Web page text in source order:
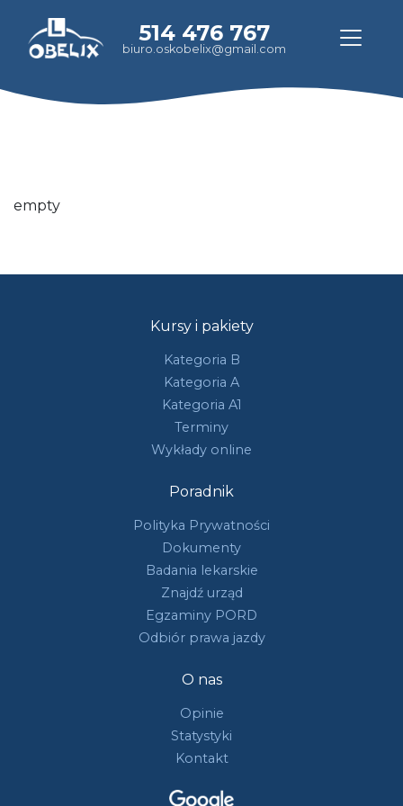
514 476 767
biuro.oskobelix@gmail.com
empty
Kursy i pakiety
Kategoria B
Kategoria A
Kategoria A1
Terminy
Wykłady online
Poradnik
Polityka Prywatności
Dokumenty
Badania lekarskie
Znajdź urząd
Egzaminy PORD
Odbiór prawa jazdy
O nas
Opinie
Statystyki
Kontakt